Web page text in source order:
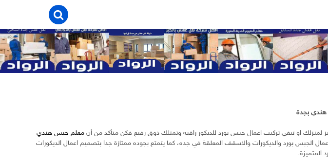
بجدة
او تبغي تركيب اعمال جبس بورد للديكور راقيه وتمتلك ذوق رفيع فكن متأكد من أنمعلم جبس هندي
بورد والديكورات والاسقف المعلقة في جده، كما يتمتع بجوده ممتازة جدا بتصميم اعمال الديكورات
المتميزة.